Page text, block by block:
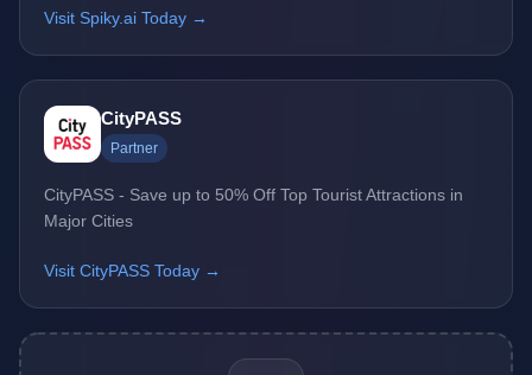
Visit Spiky.ai Today →
CityPASS
Partner
CityPASS - Save up to 50% Off Top Tourist Attractions in
Major Cities
Visit CityPASS Today →